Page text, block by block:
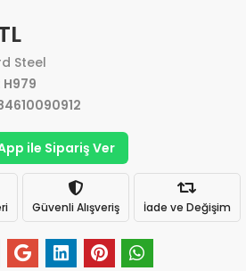
Steel
H979
ile Sipariş Ver
Güvenli Alışveriş İade ve Değişim